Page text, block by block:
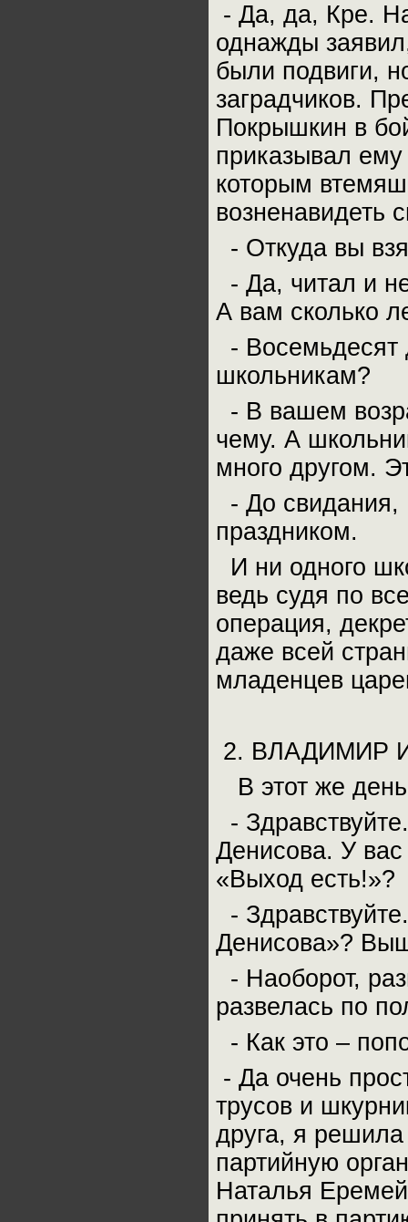
- Да, да, Кре.
однажды
были подвиги,
заградчиков.
Покрышкин в
приказывал
которым
возненавидеть
- Откуда вы
- Да, читал и
А вам сколько
- Восемьдесят
школьникам?
- В вашем
чему. А
много другом.
- До
праздником.
И ни одного
ведь судя по
операция,
даже всей
младенцев
2. ВЛАДИМИР
В этот же
-
Денисова. У
«Выход есть!»?
-
Денисова»?
- Наоборот,
развелась по
- Как это –
- Да очень
трусов и
друга, я
партийную
Наталья